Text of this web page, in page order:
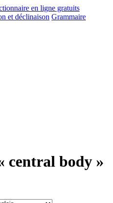
et déclinaison Grammaire
central body »